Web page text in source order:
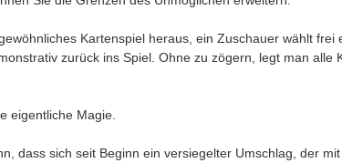
Kartenspiel heraus, ein Zuschauer wählt
zurück ins Spiel. Ohne zu zögern, legt man alle
eigentliche Magie.
dass sich seit Beginn ein versiegelter Umschlag, der